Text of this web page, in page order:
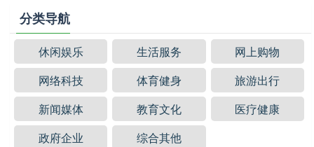
分类导航
休闲娱乐 生活服务
网上购物
网络科技
体育健身
旅游出行
新闻媒体
教育文化
医疗健康
政府企业
综合其他